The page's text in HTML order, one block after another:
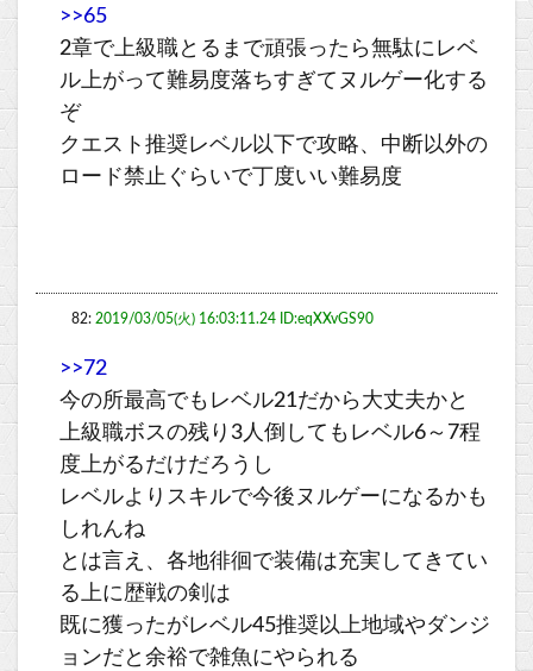
>>65
2章で上級職とるまで頑張ったら無駄にレベ
ル上がって難易度落ちすぎてヌルゲー化する
ぞ
クエスト推奨レベル以下で攻略、中断以外の
ロード禁止ぐらいで丁度いい難易度
82: 2019/03/05(火) 16:03:11.24 ID:eqXXvGS90
>>72
今の所最高でもレベル21だから大丈夫かと
上級職ボスの残り3人倒してもレベル6～7程
度上がるだけだろうし
レベルよりスキルで今後ヌルゲーになるかも
しれんね
とは言え、各地徘徊で装備は充実してきてい
る上に歴戦の剣は
既に獲ったがレベル45推奨以上地域やダンジ
ョンだと余裕で雑魚にやられる